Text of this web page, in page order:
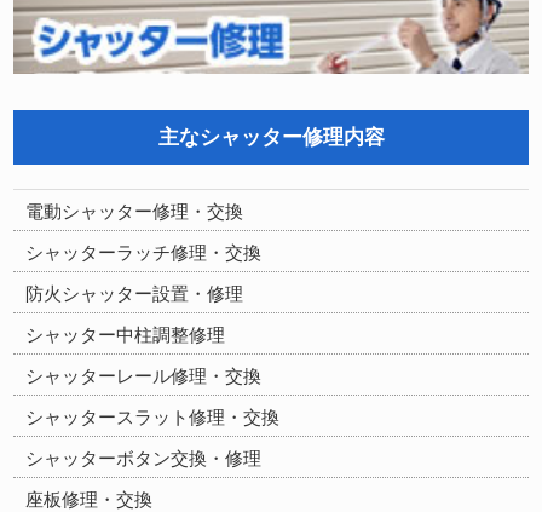
主なシャッター修理内容
電動シャッター修理・交換
シャッターラッチ修理・交換
防火シャッター設置・修理
シャッター中柱調整修理
シャッターレール修理・交換
シャッタースラット修理・交換
シャッターボタン交換・修理
座板修理・交換